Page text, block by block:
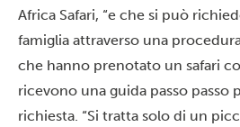
Africa Safari, “e che si può
famiglia attraverso una
che hanno prenotato un safari
ricevono una guida passo passo
richiesta. “Si tratta solo di un